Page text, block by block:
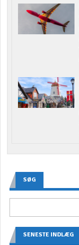
SØG
SENESTE INDLÆG